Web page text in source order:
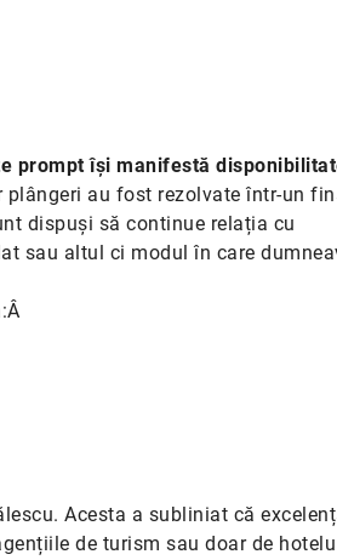
prompt își manifestă
plângeri au fost rezolvate într-un
dispuși să continue relația cu
sau altul ci modul în care
:Â
Acesta a subliniat că
de turism sau doar de